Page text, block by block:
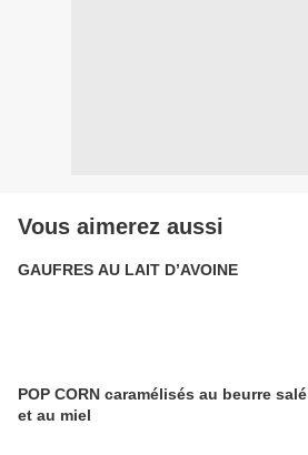
Vous aimerez aussi
GAUFRES AU LAIT D’AVOINE
POP CORN caramélisés au beurre salé
et au miel